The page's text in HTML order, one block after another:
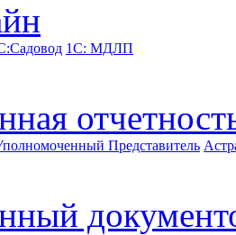
1С: МДЛП
Представитель